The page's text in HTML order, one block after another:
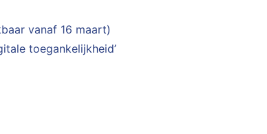
vanaf 16 maart)
toegankelijkheid’